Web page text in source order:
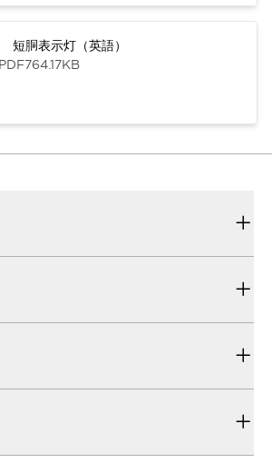
胴表示灯（英語）
764.17KB